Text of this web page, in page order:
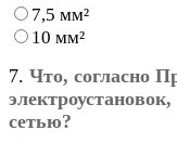
7,5 мм²
10 мм²
7. Что, согласно
сетью?